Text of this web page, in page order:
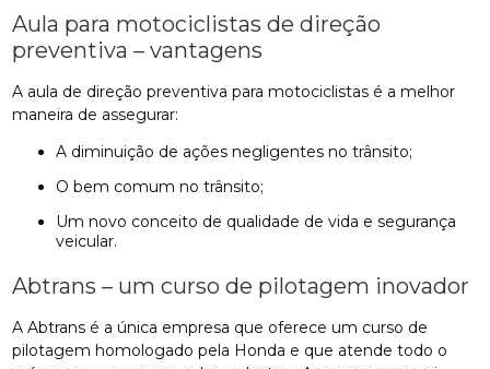
Aula para motociclistas de direção
preventiva – vantagens
A aula de direção preventiva para motociclistas é a melhor
maneira de assegurar:
A diminuição de ações negligentes no trânsito;
O bem comum no trânsito;
Um novo conceito de qualidade de vida e segurança
veicular.
Abtrans – um curso de pilotagem inovador
A Abtrans é a única empresa que oferece um curso de
pilotagem homologado pela Honda e que atende todo o